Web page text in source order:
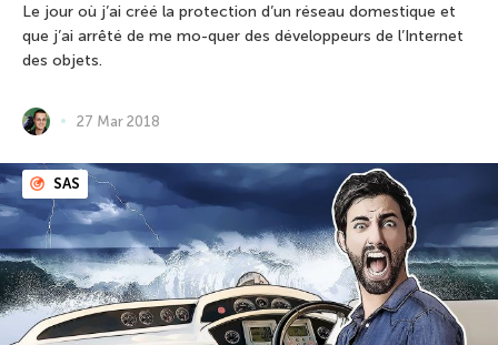
Le jour où j’ai créé la protection d’un réseau domestique et
que j’ai arrêté de me mo-quer des développeurs de l’Internet
des objets.
27 Mar 2018
SAS